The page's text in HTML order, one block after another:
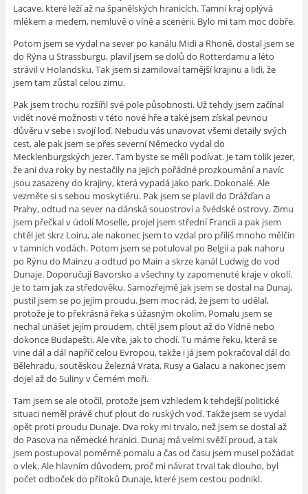
Lacave, které leží až na španělských hranicích. Tamní kraj oplývá
mlékem a medem, nemluvě o víně a scenérii. Bylo mi tam moc dobře.
Potom jsem se vydal na sever po kanálu Midi a Rhoně, dostal jsem se
do Rýna u Strassburgu, plavil jsem se dolů do Rotterdamu a léto
strávil v Holandsku. Tak jsem si zamiloval tamější krajinu a lidi, že
jsem tam zůstal celou zimu.
Pak jsem trochu rozšířil své pole působnosti. Už tehdy jsem začínal
vidět nové možnostiv této nové hřea také jsem získal pevnou
důvěru v sebe i svojí loď. Nebudu vás unavovat všemi detaily svých
cest, ale pak jsem se přes severní Německo vydal do
Mecklenburgských jezer. Tam byste se měli podívat. Je tam tolik jezer,
že ani dva roky by nestačily na jejich pořádné prozkoumání a navíc
jsou zasazeny do krajiny, která vypadá jako park. Dokonalé. Ale
vezměte si s sebou moskytiéru. Pak jsem se plavil do Drážďan a
Prahy, odtud na sever na dánská souostroví a švédské ostrovy. Zimu
jsem přečkal v údolí Moselle, projel jsem střední Francii a pak jsem
chtěl jet skrz Loiru, ale nakonec jsem to vzdal pro příliš mnoho mělčin
v tamních vodách. Potom jsem se potuloval po Belgii a pak nahoru
po Rýnu do Mainzu a odtud po Main a skrze kanál Ludwig do vod
Dunaje. Doporučuji Bavorsko a všechny ty zapomenuté kraje v okolí.
Je to tam jak za středověku. Samozřejmě jak jsem se dostal na Dunaj,
pustil jsem se po jejím proudu. Jsem moc rád, že jsem to udělal,
protože je to překrásná řeka s úžasným okolím. Pomalu jsem se
nechal unášet jejím proudem, chtěl jsem plout až do Vídně nebo
dokonce Budapešti. Ale víte, jak to chodí. Tu máme řeku, která se
vine dál a dál napříč celou Evropou, takže i já jsem pokračoval dál do
Bělehradu, soutěskou Železná Vrata, Rusy a Galacu a nakonec jsem
dojel až do Suliny v Černém moři.
Tam jsem se ale otočil, protože jsem vzhledem k tehdejší politické
situaci neměl právě chuť plout do ruských vod. Takže jsem se vydal
opět proti proudu Dunaje. Dva roky mi trvalo, než jsem se dostal až
do Pasova na německé hranici. Dunaj má velmi svěží proud, a tak
jsem postupoval poměrně pomalu a čas od času jsem musel požádat
o vlek. Ale hlavním důvodem, proč mi návrat trval tak dlouho, byl
počet odboček do přítoků Dunaje, které jsem cestou podnikl.